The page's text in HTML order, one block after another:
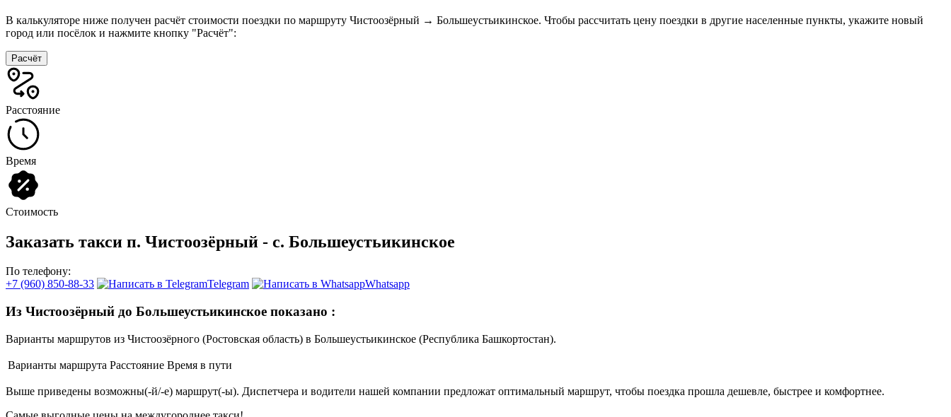
В калькуляторе ниже получен расчёт стоимости поездки по маршруту Чистоозёрный → Большеустьикинское. Чтобы рассчитать цену поездки в другие населенные пункты, укажите новый
город или посёлок и нажмите кнопку "Расчёт":
Расчёт
Расстояние
Время
Стоимость
Заказать такси п. Чистоозёрный - с. Большеустьикинское
По телефону:
+7 (960) 850-88-33
Telegram Whatsapp
Из Чистоозёрный до Большеустьикинское показано :
Варианты маршрутов из Чистоозёрного (Ростовская область) в Большеустьикинское (Республика Башкортостан).
Варианты маршрута Расстояние Время в пути
Выше приведены возможны(-й/-е) маршрут(-ы). Диспетчера и водители нашей компании предложат оптимальный маршрут, чтобы поездка прошла дешевле, быстрее и комфортнее.